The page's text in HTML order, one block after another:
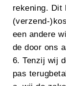
rekening. Dit
(verzend-
een andere
de door ons
6. Tenzij wij
pas